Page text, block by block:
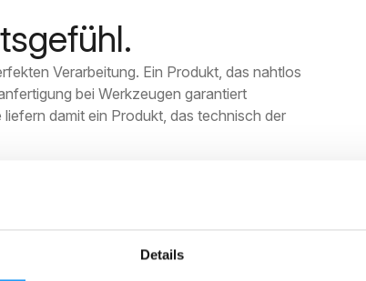
Details
Verarbeitung. Ein Produkt, das nahtlos
bei Werkzeugen garantiert
damit ein Produkt, das technisch der
integrieren
funktionale Eigenschaften hinzufügen.
Lösungen. Denken Sie dabei an